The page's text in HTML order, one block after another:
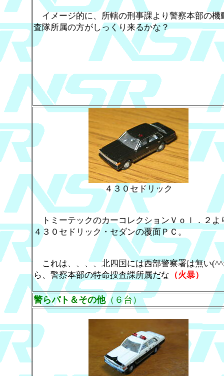
イメージ的に、所轄の刑事課より警察本部の機
査隊所属の方がしっくり来るかな？
４３０セドリック
トミーテックのカーコレクションＶｏｌ．２よ
４３０セドリック・セダンの覆面ＰＣ。
これは、、、、北四国には西部警察署は無い
ら、警察本部の特命捜査課所属だな （火暴）
警らパト＆その他（６台）